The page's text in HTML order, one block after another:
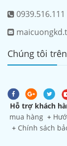
0939.516.111
Chúng tôi
Hỗ trợ khách
mua hàng +
+ Chính sách